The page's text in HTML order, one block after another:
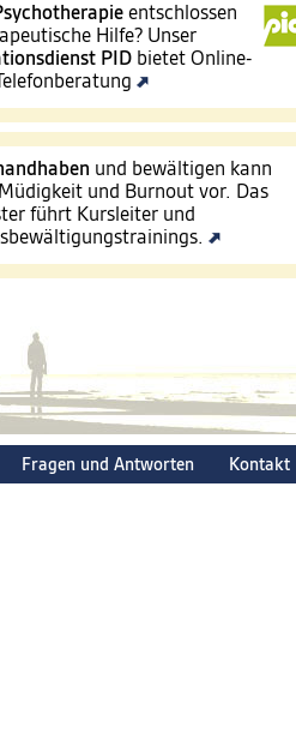
entschlossen
Hilfe? Unser
PID bietet Online-
und bewältigen kann
und Burnout vor. Das
führt Kursleiter und
Fragen und Antworten Kontakt